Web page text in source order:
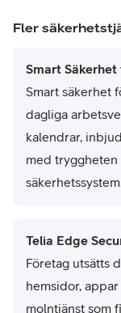
Fler
Smart
Smart säkerhet
dagliga
kalendrar,
med tryggheten
Telia Edge
Företag utsätts
hemsidor,
molntjänst som